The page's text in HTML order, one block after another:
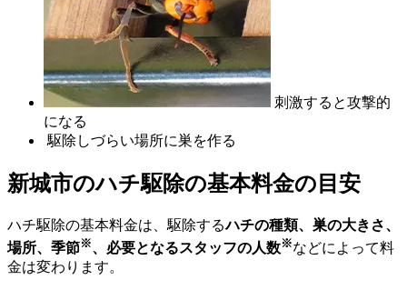
刺激すると攻撃的
になる
駆除しづらい場所に巣を作る
新城市のハチ駆除の基本料金の目安
ハチ駆除の基本料金は、駆除するハチの種類、巣の大きさ、
場所、季節※、必要となるスタッフの人数※などによって料
金は変わります。